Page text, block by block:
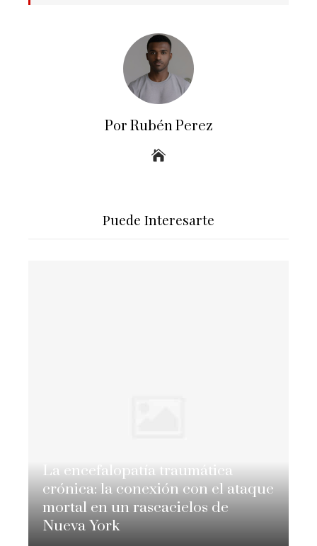
Por Rubén Perez
Puede Interesarte
La encefalopatía traumática
crónica: la conexión con el ataque
mortal en un rascacielos de
Nueva York